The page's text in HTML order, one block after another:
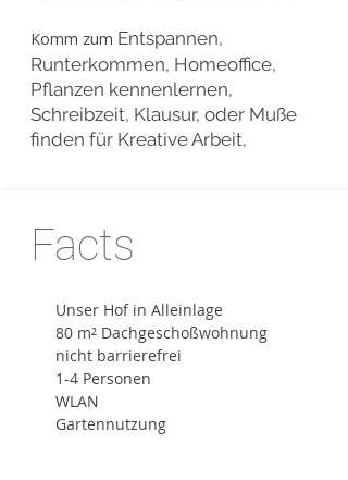
Komm zum Entspannen,
Runterkommen, Homeoffice,
Pflanzen kennenlernen,
Schreibzeit, Klausur, oder Muße
finden für Kreative Arbeit, ​​
Facts
Unser Hof in Alleinlage
80 m² Dachgeschoßwohnung
nicht barrierefrei
1-4 Personen
WLAN
​Gartennutzung